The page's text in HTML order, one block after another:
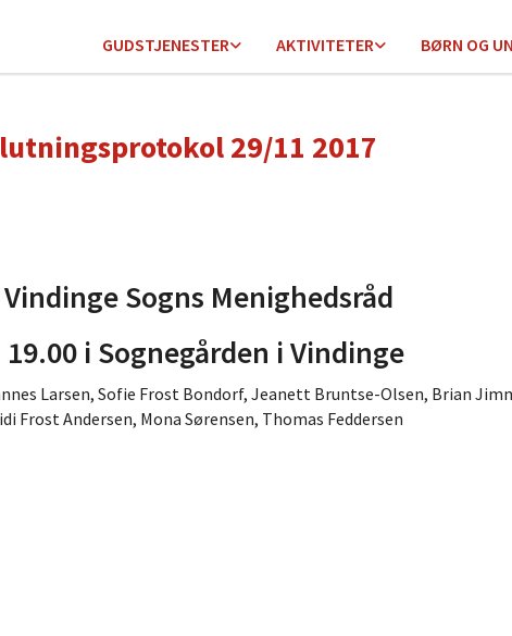
GUDSTJENESTER AKTIVITETER BØRN OG
29/11 2017
Sogns Menighedsråd
i Sognegården i Vindinge
Larsen, Sofie Frost Bondorf, Jeanett Bruntse-Olsen, Brian
Frost Andersen, Mona Sørensen, Thomas Feddersen